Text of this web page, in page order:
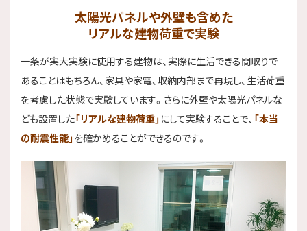
太陽光パネルや外壁も含めた
リアルな建物荷重で実験
一条が実大実験に使用する建物は、実際に生活できる間取りで
あることはもちろん、家具や家電、収納内部まで再現し、生活荷重
を考慮した状態で実験しています。さらに外壁や太陽光パネルな
ども設置した「リアルな建物荷重」 にして実験することで、 「本当
の耐震性能」 を確かめることができるのです。